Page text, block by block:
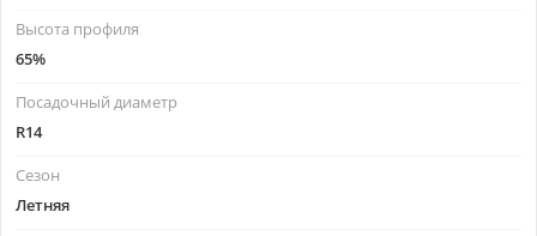
Высота профиля
65%
Посадочный диаметр
R14
Сезон
Летняя